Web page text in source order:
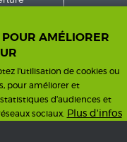
Une création ISICS
POUR AMÉLIORER
l'utilisation de cookies ou
pour améliorer et
d’audiences et
sociaux.
Plus d'infos